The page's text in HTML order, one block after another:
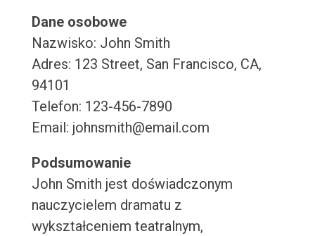
Dane osobowe
Nazwisko: John Smith
Adres: 123 Street, San Francisco, CA,
94101
Telefon: 123-456-7890
Email: johnsmith@email.com
Podsumowanie
John Smith jest doświadczonym
nauczycielem dramatu z
wykształceniem teatralnym,